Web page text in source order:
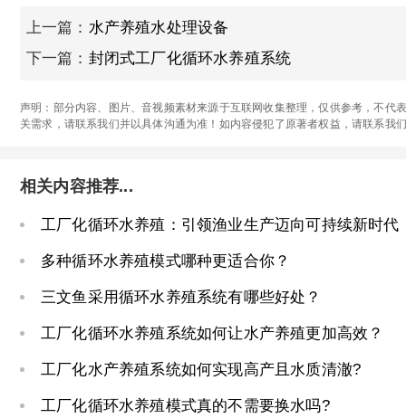
上一篇： 水产养殖水处理设备
下一篇： 封闭式工厂化循环水养殖系统
声明：部分内容、图片、音视频素材来源于互联网收集整理，仅供参考，不代
关需求，请联系我们并以具体沟通为准！如内容侵犯了原著者权益，请联系我
相关内容推荐...
工厂化循环水养殖：引领渔业生产迈向可持续新时代
多种循环水养殖模式哪种更适合你？
三文鱼采用循环水养殖系统有哪些好处？
工厂化循环水养殖系统如何让水产养殖更加高效？
工厂化水产养殖系统如何实现高产且水质清澈?
工厂化循环水养殖模式真的不需要换水吗?